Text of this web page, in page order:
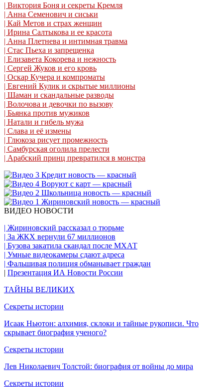
| Виктория Боня и секреты Кремля
| Анна Семенович и сиськи
| Кай Метов и страх женщин
| Ирина Салтыкова и ее красота
| Анна Плетнева и интимная травма
| Стас Пьеха и запрещенка
| Елизавета Кокорева и нежность
| Сергей Жуков и его кровь
| Оскар Кучера и компроматы
| Евгений Кулик и скрытые миллионы
| Шаман и скандальные разводы
| Волочова и девочки по вызову
| Бьянка против мужиков
| Натали и гибель мужа
| Слава и её измены
| Глюкоза рисует промежность
| Самбурская оголила прелести
| Арабский принц превратился в монстра
ВИДЕО НОВОСТИ
| Жириновский рассказал о тюрьме
| За ЖКХ вернули 67 миллионов
| Бузова закатила скандал после МХАТ
| Умные видеокамеры сдают адреса
| Фальшивая полиция обманывает граждан
| Презентация ИА Новости России
ТАЙНЫ ВЕЛИКИХ
Секреты истории
Исаак Ньютон: алхимия, склоки и тайные рукописи. Что
скрывает биография ученого?
Секреты истории
Лев Николаевич Толстой: биография от войны до мира
Секреты истории